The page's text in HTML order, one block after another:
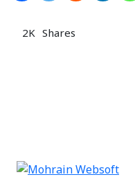
2K Shares